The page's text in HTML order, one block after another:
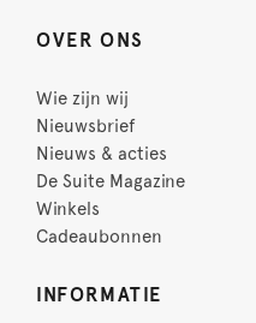
OVER ONS
Wie zijn wij
Nieuwsbrief
Nieuws & acties
De Suite Magazine
Winkels
Cadeaubonnen
INFORMATIE